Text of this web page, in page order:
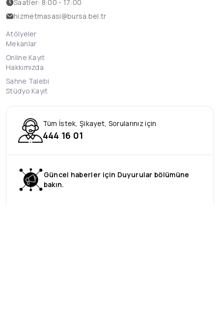
Saatler: 8:00 - 17:00
hizmetmasasi@bursa.bel.tr
Atölyeler
Mekanlar
Online Kayıt
Hakkımızda
Sahne Talebi
Stüdyo Kayıt
Tüm İstek, Şikayet, Sorularınız için
444 16 01
Güncel haberler için Duyurular bölümüne
bakın.